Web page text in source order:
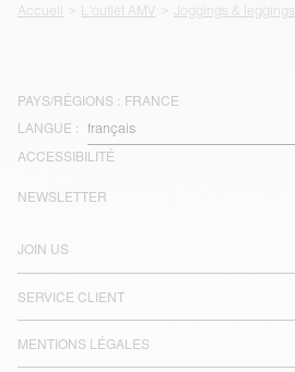
Accueil L'outlet AMV Joggings & leggings
PAYS/RÉGIONS : FRANCE
LANGUE :
ACCESSIBILITÉ
JOIN US
SERVICE CLIENT
MENTIONS LÉGALES
NEWSLETTER